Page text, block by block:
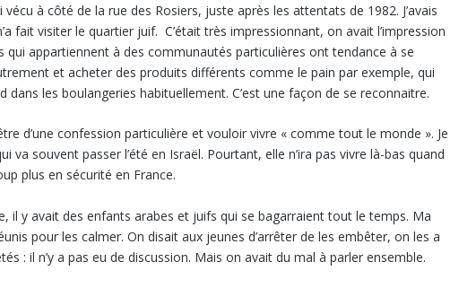
vécu à côté de la rue des Rosiers, juste après les attentats de 1982. J’avais
fait visiter le quartier juif. C’était très impressionnant, on avait l’impression
qui appartiennent à des communautés particulières ont tendance à se
et acheter des produits différents comme le pain par exemple, qui
dans les boulangeries habituellement. C’est une façon de se reconnaitre.
d’une confession particulière et vouloir vivre « comme tout le monde ». Je
va souvent passer l’été en Israël. Pourtant, elle n’ira pas vivre là-bas quand
plus en sécurité en France.
il y avait des enfants arabes et juifs qui se bagarraient tout le temps. Ma
pour les calmer. On disait aux jeunes d’arrêter de les embêter, on les a
: il n’y a pas eu de discussion. Mais on avait du mal à parler ensemble.